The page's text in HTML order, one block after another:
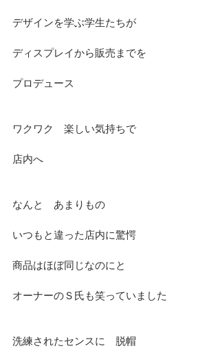
デザインを学ぶ学生たちが
ディスプレイから販売までを
プロデュース
ワクワク　楽しい気持ちで
店内へ
なんと　あまりもの
いつもと違った店内に驚愕
商品はほぼ同じなのにと
オーナーのＳ氏も笑っていました
洗練されたセンスに　脱帽